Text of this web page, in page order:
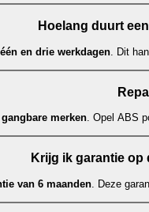
Hoelang duurt
één en drie werkdagen . Dit
merken. Opel ABS
Krijg ik garantie op
van 6 maanden . Deze